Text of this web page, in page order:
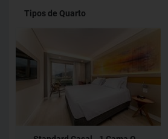
Tipos de Quarto